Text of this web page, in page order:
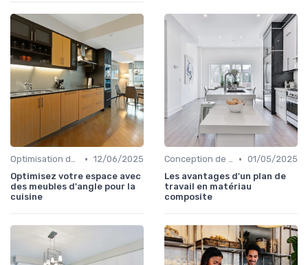
Optimisation de l'Espace • 12/06/2025
Optimisez votre espace avec
des meubles d'angle pour la
cuisine
Conception de Cuisine sur Mesure • 01/05/2025
Les avantages d'un plan de
travail en matériau
composite